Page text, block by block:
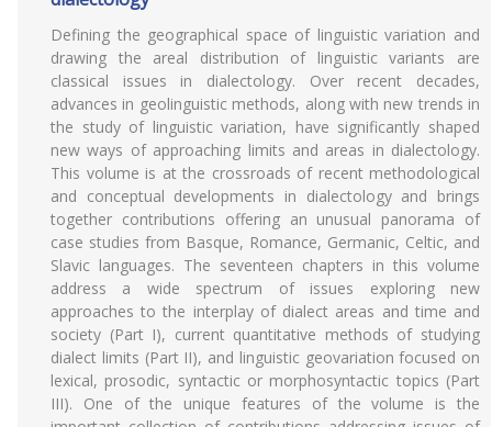
Defining the geographical space of linguistic variation and
drawing the areal distribution of linguistic variants are
classical issues in dialectology. Over recent decades,
advances in geolinguistic methods, along with new trends in
the study of linguistic variation, have significantly shaped
new ways of approaching limits and areas in dialectology.
This volume is at the crossroads of recent methodological
and conceptual developments in dialectology and brings
together contributions offering an unusual panorama of
case studies from Basque, Romance, Germanic, Celtic, and
Slavic languages. The seventeen chapters in this volume
address a wide spectrum of issues exploring new
approaches to the interplay of dialect areas and time and
society (Part I), current quantitative methods of studying
dialect limits (Part II), and linguistic geovariation focused on
lexical, prosodic, syntactic or morphosyntactic topics (Part
III). One of the unique features of the volume is the